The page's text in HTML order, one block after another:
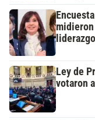
Ley de
votaron